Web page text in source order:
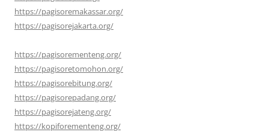
https://pagisoremakassar.org/
https://pagisorejakarta.org/
https://pagisorementeng.org/
https://pagisoretomohon.org/
https://pagisorebitung.org/
https://pagisorepadang.org/
https://pagisorejateng.org/
https://kopiforementeng.org/